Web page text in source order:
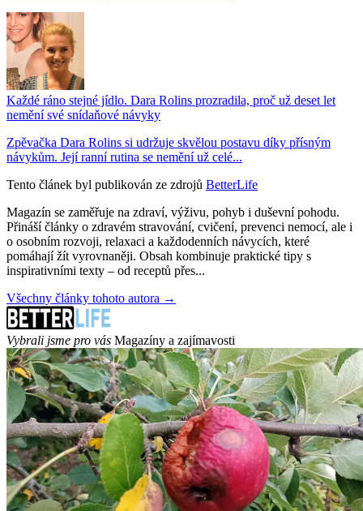
Každé ráno stejné jídlo. Dara Rolins prozradila, proč už deset let
nemění své snídaňové návyky
Zpěvačka Dara Rolins si udržuje skvělou postavu díky přísným
návykům. Její ranní rutina se nemění už celé...
Tento článek byl publikován ze zdrojů BetterLife
Magazín se zaměřuje na zdraví, výživu, pohyb i duševní pohodu.
Přináší články o zdravém stravování, cvičení, prevenci nemocí, ale i
o osobním rozvoji, relaxaci a každodenních návycích, které
pomáhají žít vyrovnaněji. Obsah kombinuje praktické tipy s
inspirativními texty – od receptů přes...
Všechny články tohoto autora →
Vybrali jsme pro vás Magazíny a zajímavosti